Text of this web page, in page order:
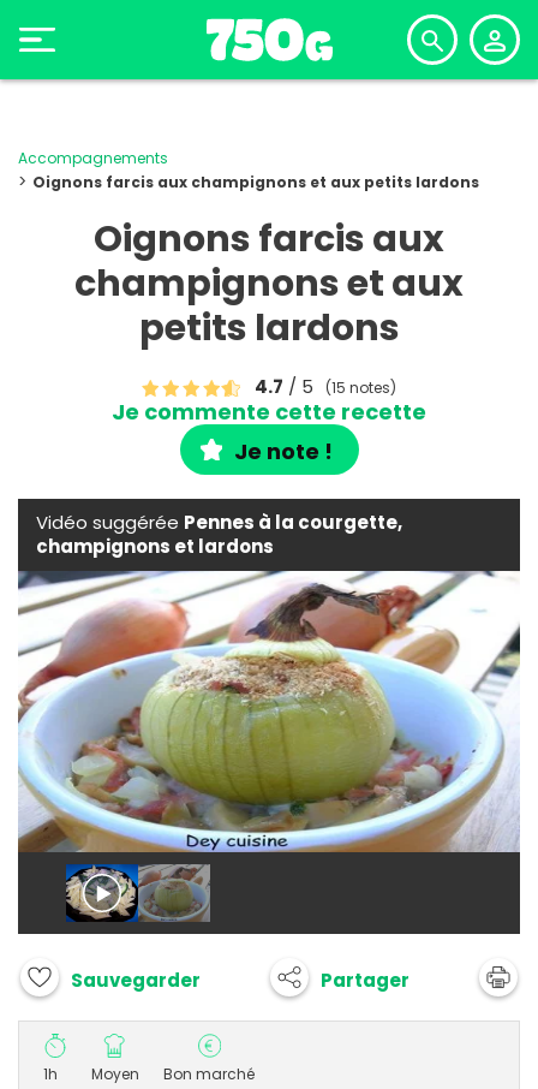
Accompagnements
Oignons farcis aux champignons et aux petits lardons
Oignons farcis aux
champignons et aux
petits lardons
4.7 / 5 (15 notes)
Je commente cette recette
Je note !
Vidéo suggérée Pennes à la courgette,
champignons et lardons
Sauvegarder Partager
1h Moyen Bon marché